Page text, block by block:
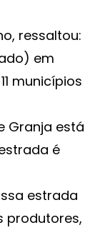
ressaltou:
em
municípios
Granja está
é
estrada
produtores,